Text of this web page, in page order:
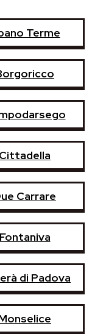
Terme
Cittadella
Carrare
Fontaniva
di Padova